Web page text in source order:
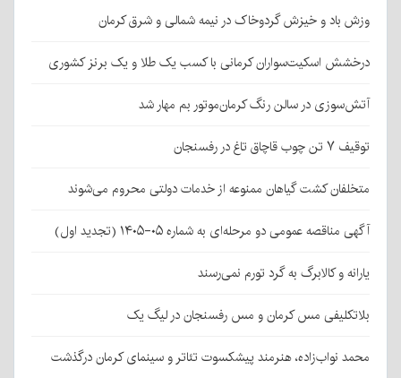
وزش باد و خیزش گردوخاک در نیمه شمالی و شرق کرمان
درخشش اسکیت‌سواران کرمانی با کسب یک طلا و یک برنز کشوری
آتش‌سوزی در سالن رنگ کرمان‌موتور بم مهار شد
توقیف ۷ تن چوب قاچاق تاغ در رفسنجان
متخلفان کشت گیاهان ممنوعه از خدمات دولتی محروم می‌شوند
آگهی مناقصه عمومی دو مرحله‌ای به شماره ۰۵-۱۴۰۵ (تجدید اول)
یارانه و کالابرگ به گرد تورم نمی‌رسند
بلاتکلیفی مس کرمان و مس رفسنجان در لیگ یک
محمد نواب‌زاده، هنرمند پیشکسوت تئاتر و سینمای کرمان درگذشت